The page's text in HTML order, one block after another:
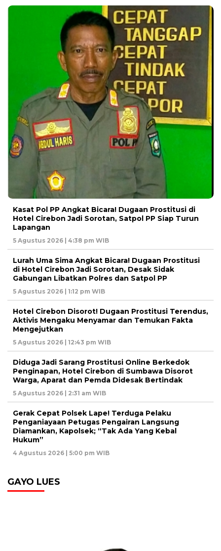
Kasat Pol PP Angkat Bicara! Dugaan Prostitusi di
Hotel Cirebon Jadi Sorotan, Satpol PP Siap Turun
Lapangan
5 Agustus 2026 | 4:38 pm WIB
Lurah Uma Sima Angkat Bicara! Dugaan Prostitusi
di Hotel Cirebon Jadi Sorotan, Desak Sidak
Gabungan Libatkan Polres dan Satpol PP
5 Agustus 2026 | 1:12 pm WIB
Hotel Cirebon Disorot! Dugaan Prostitusi Terendus,
Aktivis Mengaku Menyamar dan Temukan Fakta
Mengejutkan
5 Agustus 2026 | 12:43 pm WIB
Diduga Jadi Sarang Prostitusi Online Berkedok
Penginapan, Hotel Cirebon di Sumbawa Disorot
Warga, Aparat dan Pemda Didesak Bertindak
5 Agustus 2026 | 2:31 am WIB
Gerak Cepat Polsek Lape! Terduga Pelaku
Penganiayaan Petugas Pengairan Langsung
Diamankan, Kapolsek; “Tak Ada Yang Kebal
Hukum”
4 Agustus 2026 | 5:00 pm WIB
GAYO LUES